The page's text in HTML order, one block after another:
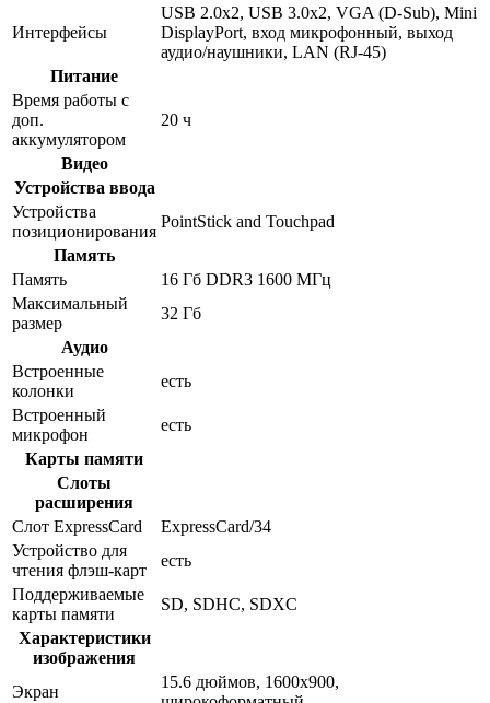
Интерфейсы
USB 2.0x2, USB 3.0x2, VGA (D-Sub), Mini
DisplayPort, вход микрофонный, выход
аудио/наушники, LAN (RJ-45)
Питание
Время работы с
доп.
аккумулятором
20 ч
Видео
Устройства ввода
Устройства
позиционирования
PointStick and Touchpad
Память
Память
16 Гб DDR3 1600 МГц
Максимальный
размер
32 Гб
Аудио
Встроенные
колонки
есть
Встроенный
микрофон
есть
Карты памяти
Слоты
расширения
Слот ExpressCard
ExpressCard/34
Устройство для
чтения флэш-карт
есть
Поддерживаемые
карты памяти
SD, SDHC, SDXC
Характеристики
изображения
Экран
15.6 дюймов, 1600x900,